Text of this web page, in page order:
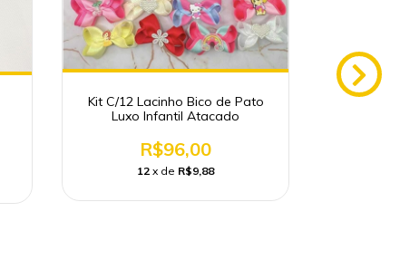
Kit C/12 Lacinho Bico de Pato
Luxo Infantil Atacado
R$96,00
12 x de R$9,88